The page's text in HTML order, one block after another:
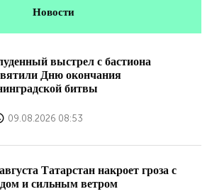
Новости
выстрел с бастиона
Дню окончания
битвы
09.08.2026 08:53
Татарстан накроет гроза с
и сильным ветром